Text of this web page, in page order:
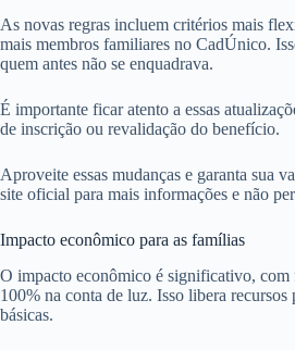
As novas regras incluem critérios mais
mais membros familiares no CadÚnico.
quem antes não se enquadrava.
É importante ficar atento a essas
de inscrição ou revalidação do benefício.
Aproveite essas mudanças e garanta sua
site oficial para mais informações e não
Impacto econômico para as famílias
O impacto econômico é significativo, com
100% na conta de luz. Isso libera recursos
básicas.